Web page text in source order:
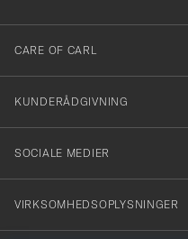
dig
till
vårt
nyhetsbrev!
CARE OF CARL
KUNDERÅDGIVNING
SOCIALE MEDIER
VIRKSOMHEDSOPLYSNINGER